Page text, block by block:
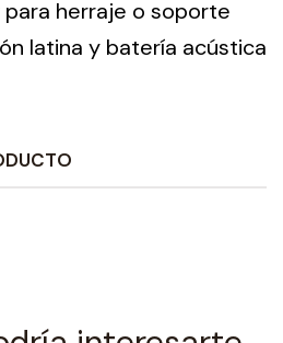
herraje o soporte
latina y batería acústica